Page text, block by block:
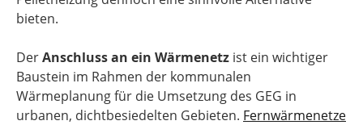
bieten.
DerAnschluss an ein Wärmenetz ist ein wichtiger
Baustein im Rahmen der kommunalen
Wärmeplanung für die Umsetzung des GEG in
urbanen, dichtbesiedelten Gebieten. Fernwärmenetze